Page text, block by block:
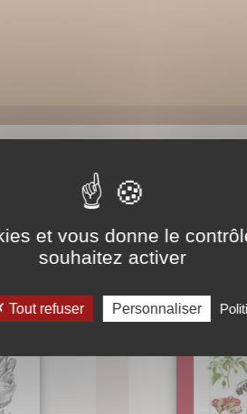
BIBLIOGRAPHIE
et vous donne le
souhaitez activer
Tout refuser Personnaliser